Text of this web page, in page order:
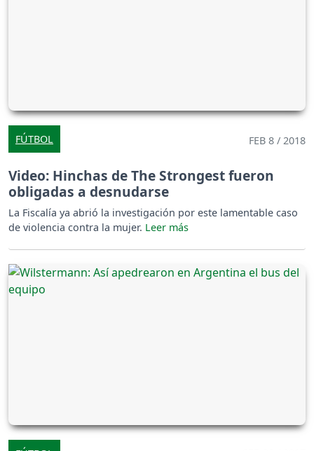
FÚTBOL FEB 8 / 2018
Video: Hinchas de The Strongest fueron
obligadas a desnudarse
La Fiscalía ya abrió la investigación por este lamentable caso
de violencia contra la mujer.